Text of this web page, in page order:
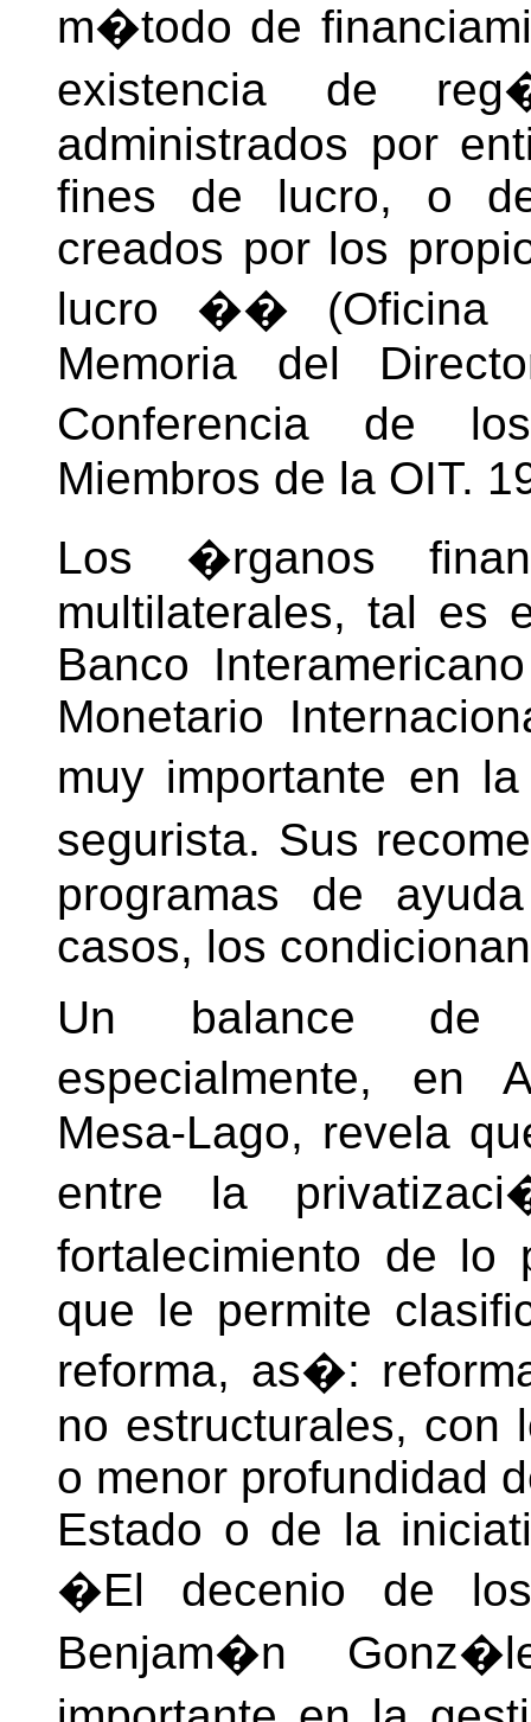
m�todo de
existencia de
administrados por
fines de lucro, o
creados por los
lucro �� (Oficina
Memoria del
Conferencia de
Miembros de la OIT.
Los �rganos
multilaterales, tal es
Banco
Monetario
muy importante en
segurista. Sus
programas de
casos, los
Un balance de
especialmente,
Mesa-Lago, revela
entre la
fortalecimiento de
que le permite
reforma, as�:
no estructurales, con
o menor profundidad
Estado o de la
�El decenio de
Benjam�n